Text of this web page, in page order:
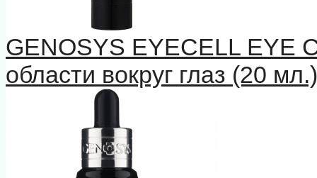
GENOSYS EYECELL EYE
области вокруг глаз (20 мл.)